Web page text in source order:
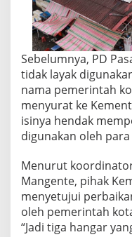
Sebelumnya, PD
tidak layak
nama pemerintah
menyurat ke
isinya hendak
digunakan oleh
Menurut
Mangente, pihak
menyetujui
oleh pemerintah
“Jadi tiga hangar